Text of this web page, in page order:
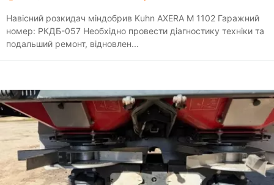
Навісний розкидач міндобрив Kuhn AXERA M 1102 Гаражний
номер: РКДБ-057 Необхідно провести діагностику техніки та
подальший ремонт, відновлен...